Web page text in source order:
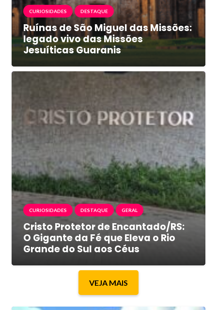
CURIOSIDADES DESTAQUE
Ruínas de São Miguel das Missões:
legado vivo das Missões
Jesuíticas Guaranis
CURIOSIDADES DESTAQUE GERAL
Cristo Protetor de Encantado/RS:
O Gigante da Fé que Eleva o Rio
Grande do Sul aos Céus
VEJA MAIS